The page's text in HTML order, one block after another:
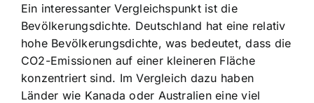
Ein interessanter Vergleichspunkt ist die
Bevölkerungsdichte. Deutschland hat eine relativ
hohe Bevölkerungsdichte, was bedeutet, dass die
CO2-Emissionen auf einer kleineren Fläche
konzentriert sind. Im Vergleich dazu haben
Länder wie Kanada oder Australien eine viel